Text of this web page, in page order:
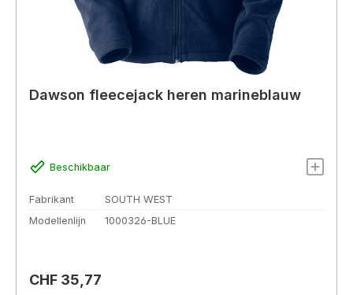
Dawson fleecejack heren marineblauw
Beschikbaar
Fabrikant
SOUTH WEST
Modellenlijn
1000326-BLUE
Normale prijs:
CHF 35,77